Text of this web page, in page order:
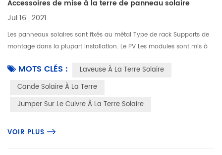
Accessoires de mise à la terre de panneau solaire
Jul 16 , 2021
Les panneaux solaires sont fixés au métal Type de rack Supports de
montage dans la plupart Installation. Le PV Les modules sont mis à
MOTS CLÉS :
Laveuse À La Terre Solaire
Cande Solaire À La Terre
Jumper Sur Le Cuivre À La Terre Solaire
VOIR PLUS